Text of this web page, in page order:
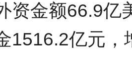
资金额66.9亿
1516.2亿元，